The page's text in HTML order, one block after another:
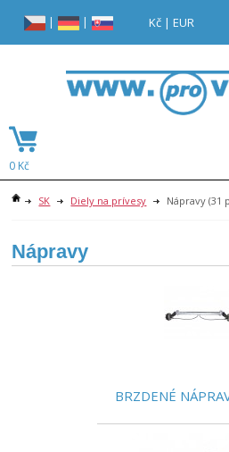
SK Diely na prívesy Nápravy (31
Nápravy
BRZDENÉ
Kč |EUR
| |
0 Kč